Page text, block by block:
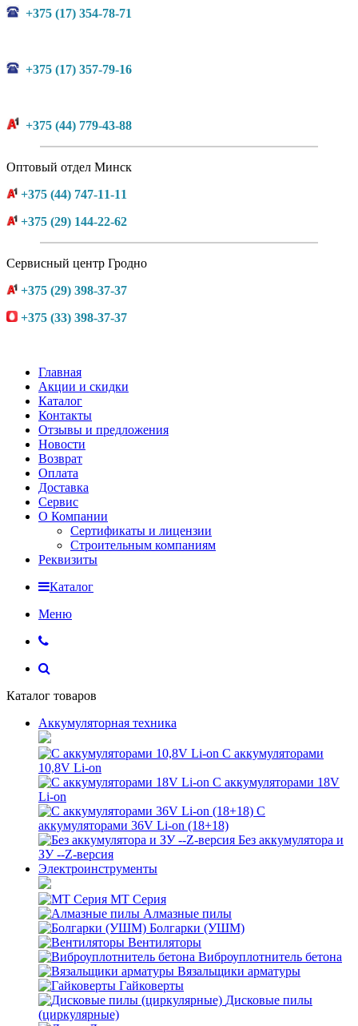
+375 (17) 354-78-71
+375 (17) 357-79-16
+375 (44) 779-43-88
Оптовый отдел Минск
+375 (44) 747-11-11
+375 (29) 144-22-62
Сервисный центр Гродно
+375 (29) 398-37-37
+375 (33) 398-37-37
Главная
Акции и скидки
Каталог
Контакты
Отзывы и предложения
Новости
Возврат
Оплата
Доставка
Сервис
О Компании
Сертификаты и лицензии
Строительным компаниям
Реквизиты
Каталог
Меню
Каталог товаров
Аккумуляторная техника
С аккумуляторами
10,8V Li-on
С аккумуляторами 18V
Li-on
С
аккумуляторами 36V Li-on (18+18)
Без аккумулятора и
ЗУ --Z-версия
Электроинструменты
MT Серия
Алмазные пилы
Болгарки (УШМ)
Вентиляторы
Виброуплотнитель бетона
Вязальщики арматуры
Гайковерты
Дисковые пилы
(циркулярные)